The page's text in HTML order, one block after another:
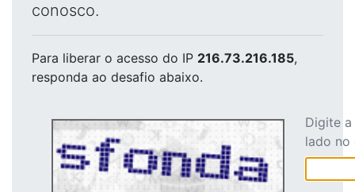
conosco.
Para liberar o acesso do IP 216.73.216.185,
responda ao desafio abaixo.
Digite
lado no